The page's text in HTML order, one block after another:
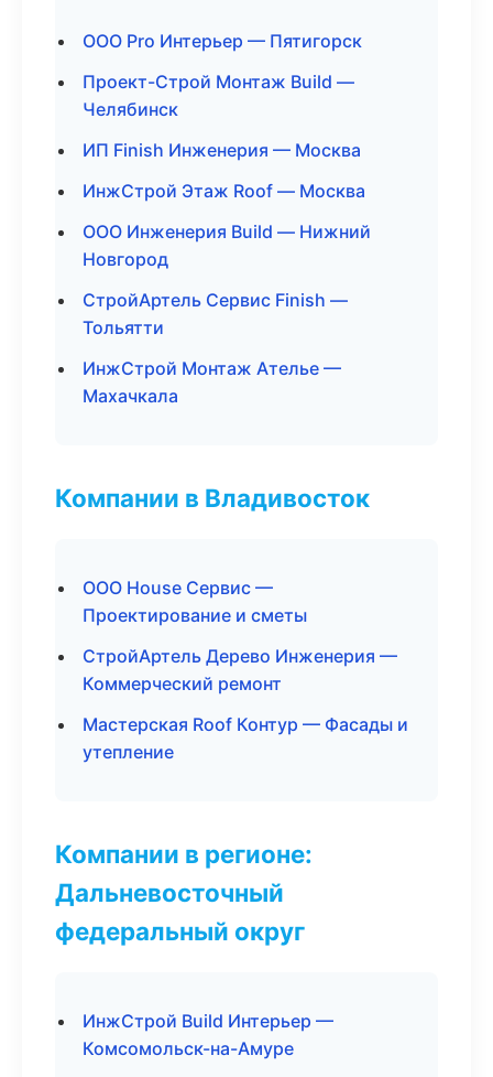
ООО Pro Интерьер — Пятигорск
Проект-Строй Монтаж Build —
Челябинск
ИП Finish Инженерия — Москва
ИнжСтрой Этаж Roof — Москва
ООО Инженерия Build — Нижний
Новгород
СтройАртель Сервис Finish —
Тольятти
ИнжСтрой Монтаж Ателье —
Махачкала
Компании в Владивосток
ООО House Сервис —
Проектирование и сметы
СтройАртель Дерево Инженерия —
Коммерческий ремонт
Мастерская Roof Контур — Фасады и
утепление
Компании в регионе:
Дальневосточный
федеральный округ
ИнжСтрой Build Интерьер —
Комсомольск-на-Амуре